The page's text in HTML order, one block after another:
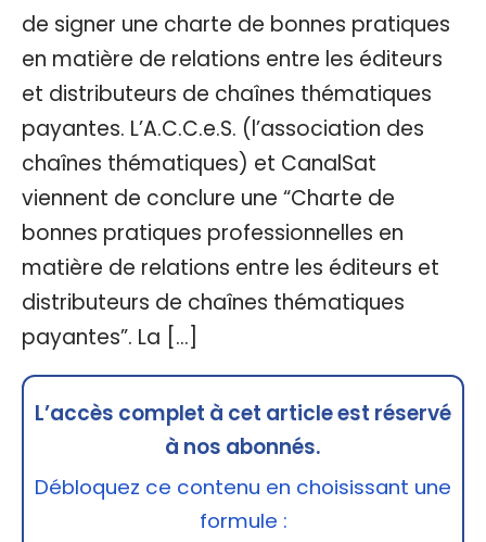
de signer une charte de bonnes pratiques
en matière de relations entre les éditeurs
et distributeurs de chaînes thématiques
payantes. L’A.C.C.e.S. (l’association des
chaînes thématiques) et CanalSat
viennent de conclure une “Charte de
bonnes pratiques professionnelles en
matière de relations entre les éditeurs et
distributeurs de chaînes thématiques
payantes”. La […]
L’accès complet à cet article est réservé
à nos abonnés.
Débloquez ce contenu en choisissant une
formule :